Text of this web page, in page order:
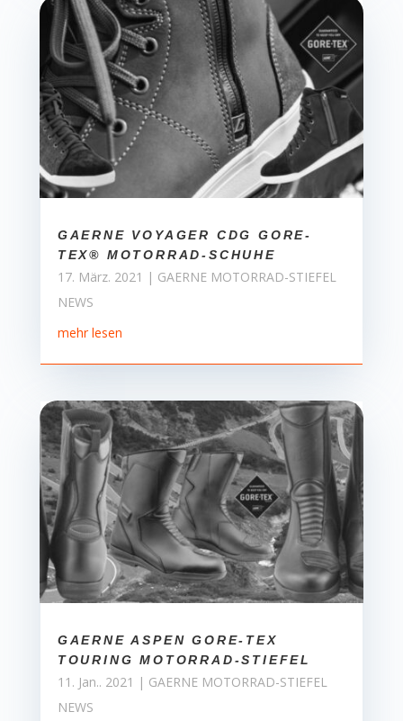
GAERNE VOYAGER CDG GORE-
TEX® MOTORRAD-SCHUHE
17. März. 2021 | GAERNE MOTORRAD-STIEFEL
NEWS
mehr lesen
GAERNE ASPEN GORE-TEX
TOURING MOTORRAD-STIEFEL
11. Jan.. 2021 | GAERNE MOTORRAD-STIEFEL
NEWS